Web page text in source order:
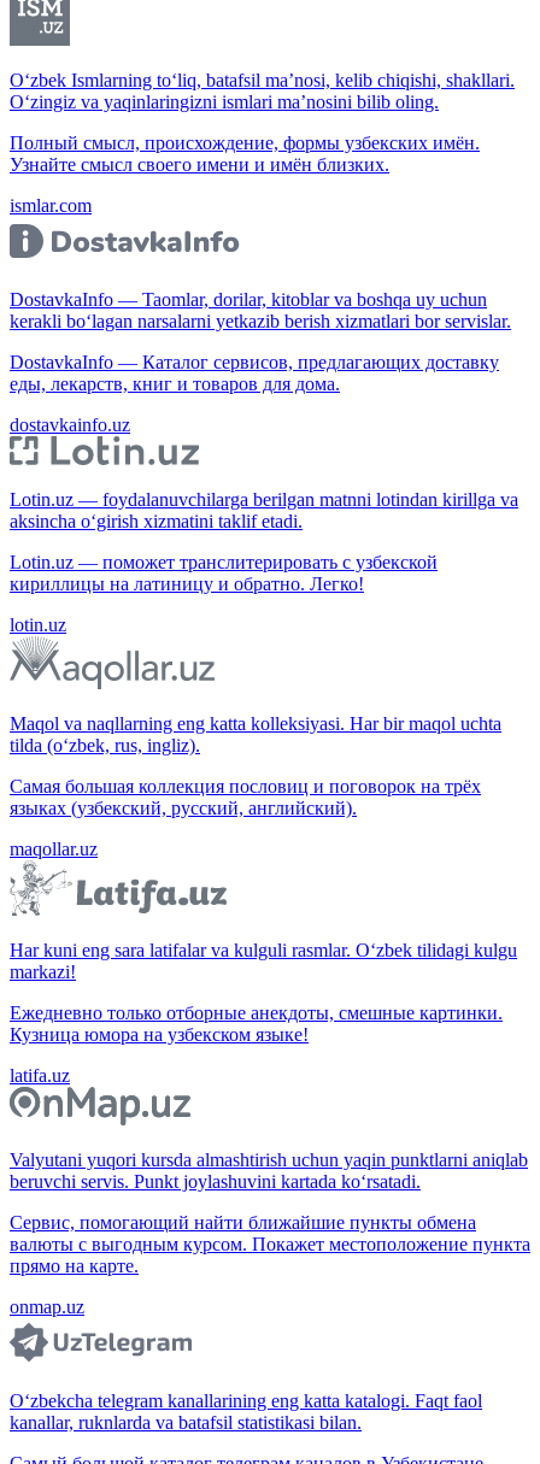
O‘zbek Ismlarning to‘liq, batafsil ma’nosi, kelib chiqishi, shakllari.
O‘zingiz va yaqinlaringizni ismlari ma’nosini bilib oling.
Полный смысл, происхождение, формы узбекских имён.
Узнайте смысл своего имени и имён близких.
ismlar.com
DostavkaInfo — Taomlar, dorilar, kitoblar va boshqa uy uchun
kerakli bo‘lagan narsalarni yetkazib berish xizmatlari bor servislar.
DostavkaInfo — Каталог сервисов, предлагающих доставку
еды, лекарств, книг и товаров для дома.
dostavkainfo.uz
Lotin.uz — foydalanuvchilarga berilgan matnni lotindan kirillga va
aksincha o‘girish xizmatini taklif etadi.
Lotin.uz — поможет транслитерировать с узбекской
кириллицы на латиницу и обратно. Легко!
lotin.uz
Maqol va naqllarning eng katta kolleksiyasi. Har bir maqol uchta
tilda (o‘zbek, rus, ingliz).
Самая большая коллекция пословиц и поговорок на трёх
языках (узбекский, русский, английский).
maqollar.uz
Har kuni eng sara latifalar va kulguli rasmlar. O‘zbek tilidagi kulgu
markazi!
Ежедневно только отборные анекдоты, смешные картинки.
Кузница юмора на узбекском языке!
latifa.uz
Valyutani yuqori kursda almashtirish uchun yaqin punktlarni aniqlab
beruvchi servis. Punkt joylashuvini kartada ko‘rsatadi.
Сервис, помогающий найти ближайшие пункты обмена
валюты с выгодным курсом. Покажет местоположение пункта
прямо на карте.
onmap.uz
O‘zbekcha telegram kanallarining eng katta katalogi. Faqt faol
kanallar, ruknlarda va batafsil statistikasi bilan.